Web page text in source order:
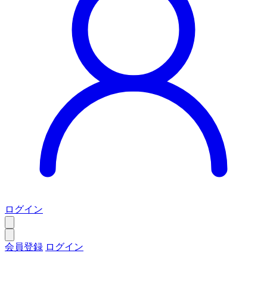
ログイン
会員登録 ログイン